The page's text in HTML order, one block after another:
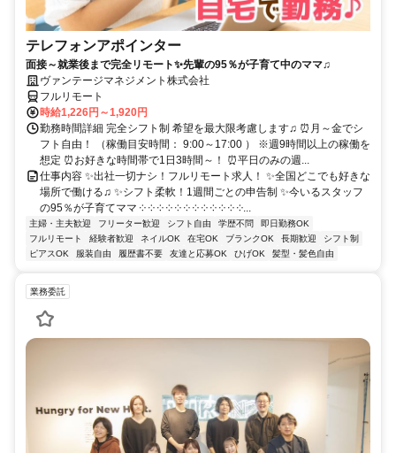
テレフォンアポインター
面接～就業後まで完全リモート✨先輩の95％が子育て中のママ♫
ヴァンテージマネジメント株式会社
フルリモート
時給1,226円～1,920円
勤務時間詳細 完全シフト制 希望を最大限考慮します♫ ⏰月～金でシ
フト自由！ （稼働目安時間： 9:00～17:00 ） ※週9時間以上の稼働を
想定 ⏰お好きな時間帯で1日3時間～！ ⏰平日のみの週...
仕事内容 ✨出社一切ナシ！フルリモート求人！ ✨全国どこでも好きな
場所で働ける♫ ✨シフト柔軟！1週間ごとの申告制 ✨今いるスタッフ
の95％が子育てママ ༶ ༶ ༶ ༶ ༶ ༶ ༶ ༶ ༶ ༶ ༶ ༶...
主婦・主夫歓迎 フリーター歓迎 シフト自由 学歴不問
即日勤務OK
フルリモート
経験者歓迎 ネイルOK 在宅OK ブランクOK 長期歓迎
シフト制
ピアスOK
服装自由 履歴書不要 友達と応募OK ひげOK 髪型・髪色自由
業務委託